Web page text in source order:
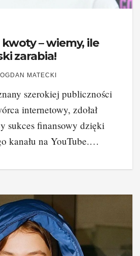
– wiemy, ile
zarabia!
MATECKI
szerokiej publiczności
internetowy, zdołał
sukces finansowy dzięki
kanału na YouTube.…